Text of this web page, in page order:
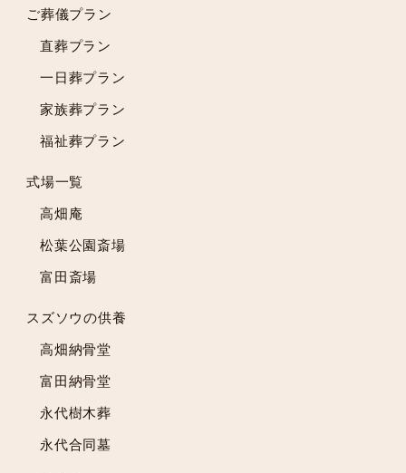
2023年9月
2023年6月
2023年5月
2023年4月
2023年2月
2023年1月
2022年11月
2022年10月
2022年8月
2022年7月
2022年6月
2022年3月
ご葬儀プラン
直葬プラン
一日葬プラン
家族葬プラン
福祉葬プラン
式場一覧
高畑庵
松葉公園斎場
富田斎場
スズソウの供養
高畑納骨堂
富田納骨堂
永代樹木葬
永代合同墓